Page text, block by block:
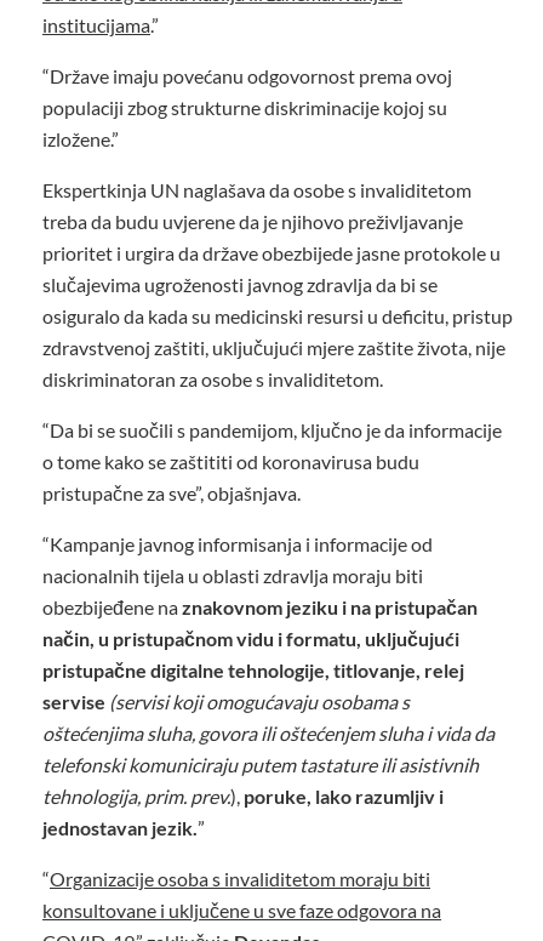
institucijama.”
“Države imaju povećanu odgovornost prema ovoj
populaciji zbog strukturne diskriminacije kojoj su
izložene.”
Ekspertkinja UN naglašava da osobe s invaliditetom
treba da budu uvjerene da je njihovo preživljavanje
prioritet i urgira da države obezbijede jasne protokole u
slučajevima ugroženosti javnog zdravlja da bi se
osiguralo da kada su medicinski resursi u deficitu, pristup
zdravstvenoj zaštiti, uključujući mjere zaštite života, nije
diskriminatoran za osobe s invaliditetom.
“Da bi se suočili s pandemijom, ključno je da informacije
o tome kako se zaštititi od koronavirusa budu
pristupačne za sve”, objašnjava.
“Kampanje javnog informisanja i informacije od
nacionalnih tijela u oblasti zdravlja moraju biti
obezbijeđene naznakovnom jeziku i na pristupačan
način, u pristupačnom vidu i formatu, uključujući
pristupačne digitalne tehnologije, titlovanje, relej
servise (servisi koji omogućavaju osobama s
oštećenjima sluha, govora ili oštećenjem sluha i vida da
telefonski komuniciraju putem tastature ili asistivnih
tehnologija, prim. prev.), poruke, lako razumljiv i
jednostavan jezik.”
“Organizacije osoba s invaliditetom moraju biti
konsultovane i uključene u sve faze odgovora na